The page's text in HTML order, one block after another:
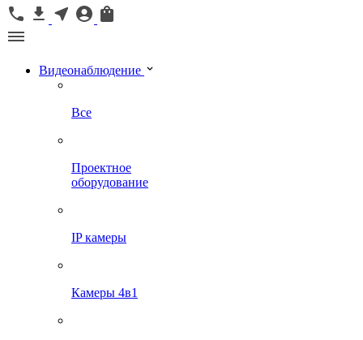
Видеонаблюдение
Все
Проектное
оборудование
IP камеры
Камеры 4в1